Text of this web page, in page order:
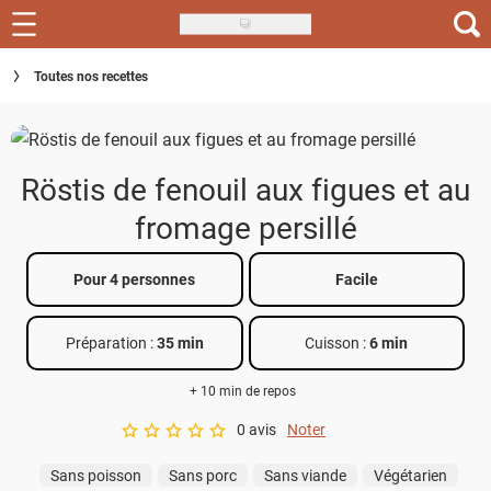
Skip
to
main
Recettes
Inspirations
Menu de la semaine
Actus
Téléchargez l'app Saveurs Recettes
Index des recettes
Toutes nos recettes
Röstis de fenouil aux figues et au
fromage persillé
Pour 4 personnes Facile
Préparation :35 min Cuisson :6 min
+ 10 min de repos
A star rating of 0 out of 5.
0 avis Noter
Sans poisson Sans porc Sans viande Végétarien